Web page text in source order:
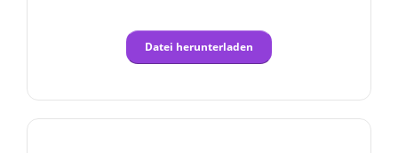
Datei herunterladen